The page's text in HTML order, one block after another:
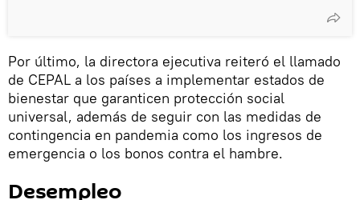
Por último, la directora ejecutiva reiteró el llamado
de CEPAL a los países a implementar estados de
bienestar que garanticen protección social
universal, además de seguir con las medidas de
contingencia en pandemia como los ingresos de
emergencia o los bonos contra el hambre.
Desempleo